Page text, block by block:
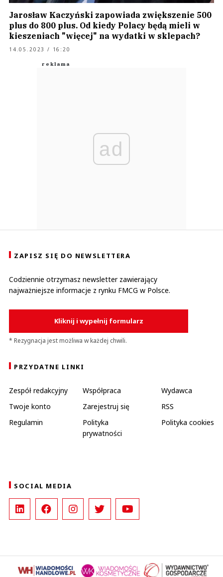
Jarosław Kaczyński zapowiada zwiększenie 500
plus do 800 plus. Od kiedy Polacy będą mieli w
kieszeniach "więcej" na wydatki w sklepach?
14.05.2023 / 16:20
ad
ZAPISZ SIĘ DO NEWSLETTERA
Codziennie otrzymasz newsletter zawierający
najważniejsze informacje z rynku FMCG w Polsce.
Kliknij i wypełnij formularz
* Rezygnacja jest możliwa w każdej chwili.
PRZYDATNE LINKI
Zespół redakcyjny Współpraca
Wydawca
Twoje konto
Zarejestruj się
RSS
Regulamin
Polityka
prywatności
Polityka cookies
SOCIAL MEDIA